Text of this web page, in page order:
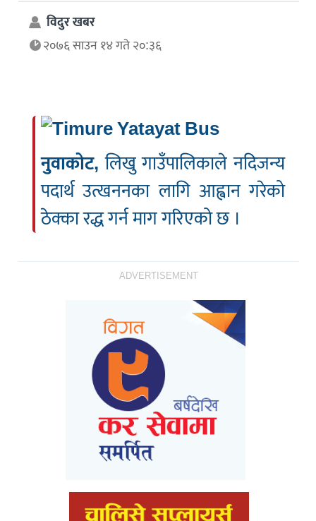
विदुर खबर
२०७६ साउन १४ गते २०:३६
नुवाकोट, लिखु गाउँपालिकाले नदिजन्य
पदार्थ उत्खननका लागि आह्वान गरेको
ठेक्का रद्ध गर्न माग गरिएको छ ।
ADVERTISEMENT